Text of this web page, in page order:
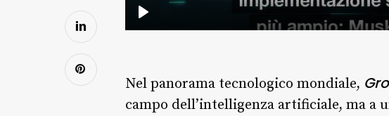
Nel panorama tecnologico mondiale,
campo dell’intelligenza artificiale, ma a